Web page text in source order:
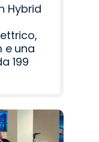
Hybrid
e una
199